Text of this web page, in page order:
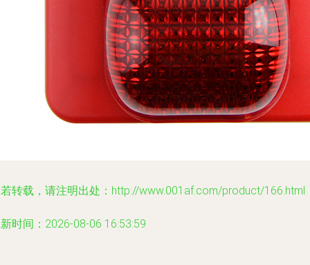
转载，请注明出处：http://www.001af.com/product/166.html
时间：2026-08-06 16:53:59